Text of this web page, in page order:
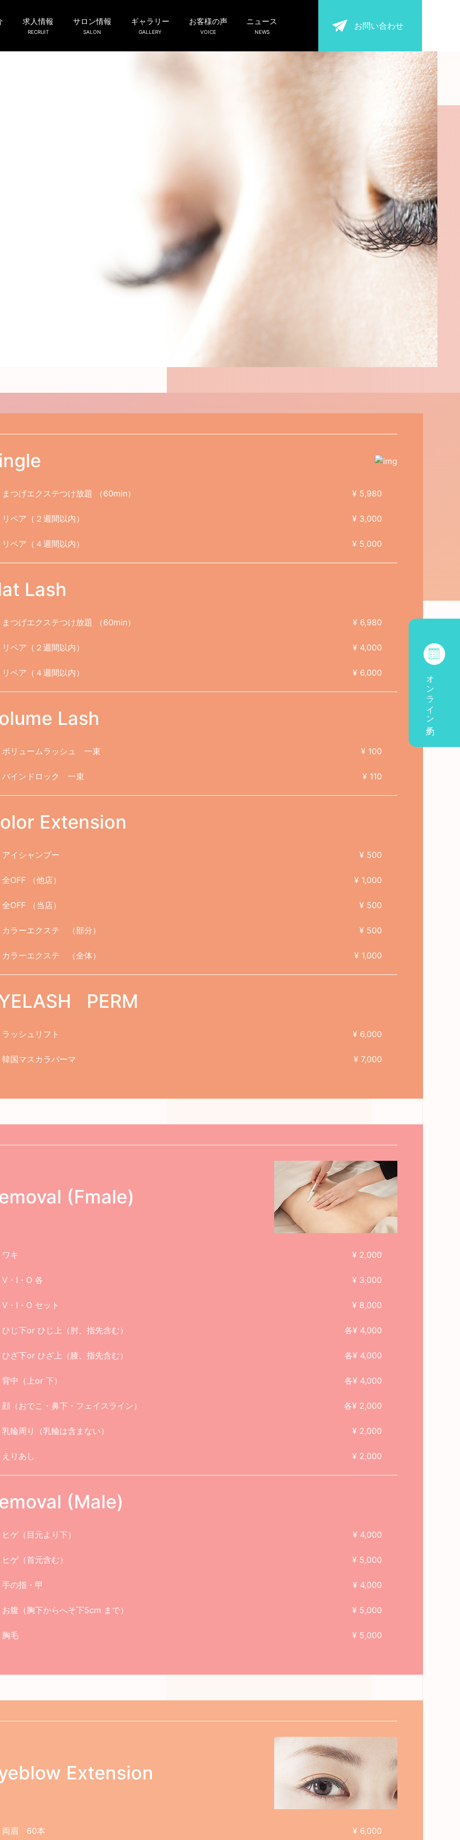
求人情報
RECRUIT
サロン情報
SALON
ギャラリー
GALLERY
お客様の声
VOICE
ニュース
NEWS
お問い合わせ
オンライン予約
まつげエクステつけ放題 （60min） ¥ 5,980
リペア（２週間以内） ¥ 3,000
リペア（４週間以内） ¥ 5,000
Lash
まつげエクステつけ放題 （60min） ¥ 6,980
リペア（２週間以内） ¥ 4,000
リペア（４週間以内） ¥ 6,000
Lash
ボリュームラッシュ 一束 ¥ 100
バインドロック 一束 ¥ 110
Extension
アイシャンプー ¥ 500
全OFF （他店） ¥ 1,000
全OFF （当店） ¥ 500
カラーエクステ （部分） ¥ 500
カラーエクステ （全体） ¥ 1,000
PERM
ラッシュリフト ¥ 6,000
韓国マスカラパーマ ¥ 7,000
(Fmale)
ワキ ¥ 2,000
V・I・O 各 ¥ 3,000
V・I・O セット ¥ 8,000
ひじ下or ひじ上（肘、指先含む） 各¥ 4,000
ひざ下or ひざ上（膝、指先含む） 各¥ 4,000
背中（上or 下） 各¥ 4,000
顔（おでこ・鼻下・フェイスライン） 各¥ 2,000
乳輪周り（乳輪は含まない） ¥ 2,000
えりあし ¥ 2,000
(Male)
ヒゲ（目元より下） ¥ 4,000
ヒゲ（首元含む） ¥ 5,000
手の指・甲 ¥ 4,000
お腹（胸下からへそ下5cm まで） ¥ 5,000
胸毛 ¥ 5,000
Extension
両眉 60本 ¥ 6,000